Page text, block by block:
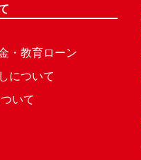
・教育ローン
について
いて